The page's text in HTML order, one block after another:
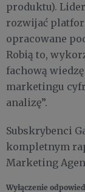
produktu).
rozwijać
opracowane
Robią to,
fachową
marketingu
analizę”.
Subskrybenci
kompletnym
Marketing
Wyłączenie